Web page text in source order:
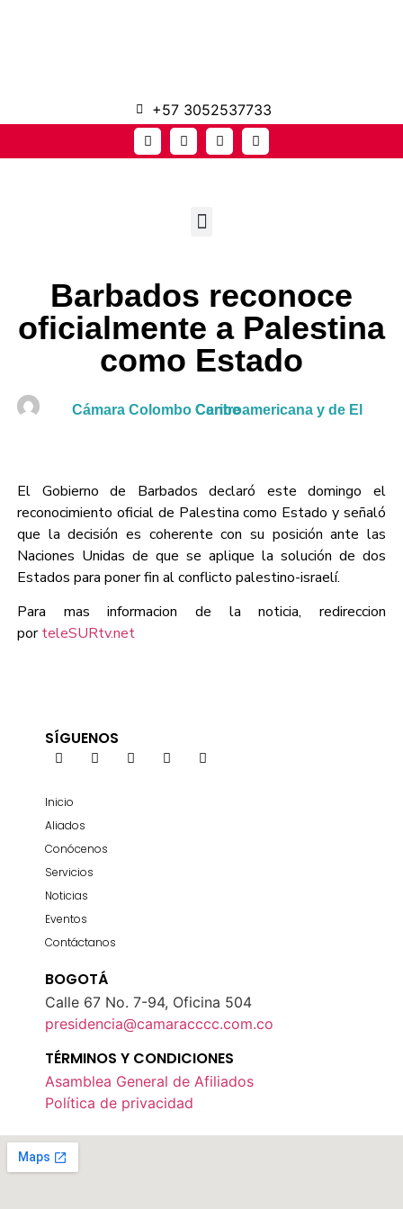
+57 3052537733
Barbados reconoce
oficialmente a Palestina
como Estado
Cámara Colombo Centroamericana y de El Caribe
El Gobierno de Barbados declaró este domingo el
reconocimiento oficial de Palestina como Estado y señaló
que la decisión es coherente con su posición ante las
Naciones Unidas de que se aplique la solución de dos
Estados para poner fin al conflicto palestino-israelí.
Para mas informacion de la noticia, redireccion
porteleSURtv.net
SÍGUENOS
Inicio
Aliados
Conócenos
Servicios
Noticias
Eventos
Contáctanos
BOGOTÁ
Calle 67 No. 7-94, Oficina 504
presidencia@camaracccc.com.co
TÉRMINOS Y CONDICIONES
Asamblea General de Afiliados
Política de privacidad